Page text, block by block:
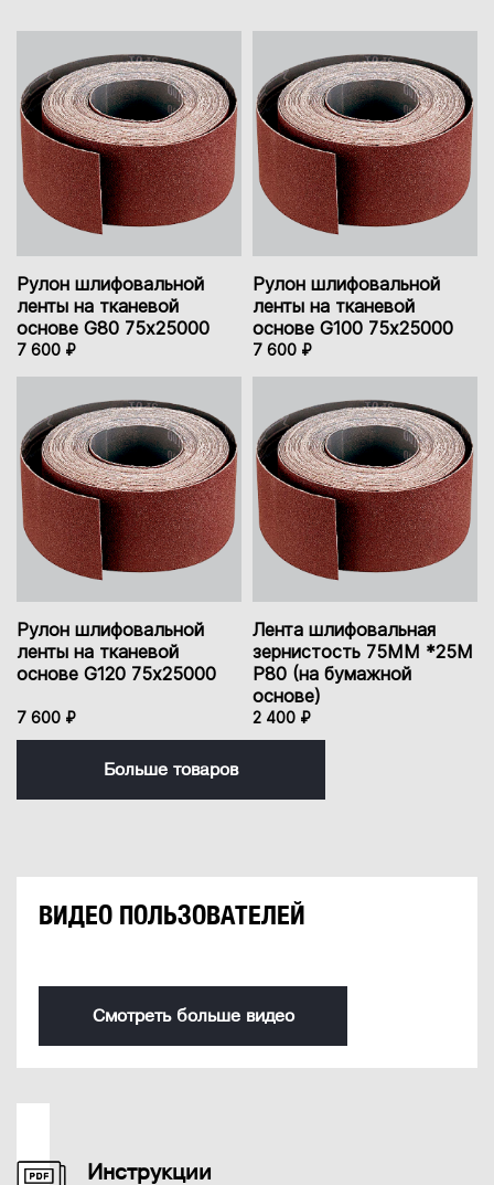
Рулон шлифовальной
ленты на тканевой
основе G80 75х25000
7 600 ₽
Рулон шлифовальной
ленты на тканевой
основе G100 75х25000
7 600 ₽
Рулон шлифовальной
ленты на тканевой
основе G120 75х25000
7 600 ₽
Лента шлифовальная
зернистость 75ММ *25М
P80 (на бумажной
основе)
2 400 ₽
Больше товаров
ВИДЕО ПОЛЬЗОВАТЕЛЕЙ
Смотреть больше видео
Инструкции